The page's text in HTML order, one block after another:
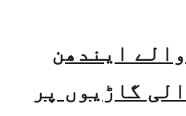
ایندھن
گاڑیوں پر